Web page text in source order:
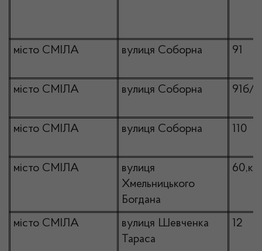
місто СМІЛА вулиця Соборна 91
місто СМІЛА вулиця Соборна 91б/4
місто СМІЛА вулиця Соборна 110
місто СМІЛА
вулиця
Хмельницького
Богдана
місто СМІЛА
вулиця Шевченка
Тараса
12